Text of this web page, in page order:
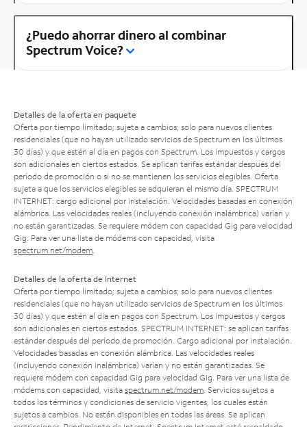
¿Puedo ahorrar dinero al combinar
Spectrum Voice?
Detalles de la oferta en paquete
Oferta por tiempo limitado; sujeta a cambios; solo para nuevos clientes
residenciales (que no hayan utilizado servicios de Spectrum en los últimos
30 días) y que estén al día en pagos con Spectrum. Los impuestos y cargos
son adicionales en ciertos estados. Se aplican tarifas estándar después del
período de promoción o si no se mantienen los servicios elegibles. Oferta
sujeta a que los servicios elegibles se adquieran el mismo día. SPECTRUM
INTERNET: cargo adicional por instalación. Velocidades basadas en conexión
alámbrica. Las velocidades reales (incluyendo conexión inalámbrica) varían y
no están garantizadas. Se requiere módem con capacidad Gig para velocidad
Gig. Para ver una lista de módems con capacidad, visita
spectrum.net/modem
Detalles de la oferta de Internet
Oferta por tiempo limitado; sujeta a cambios; solo para nuevos clientes
residenciales (que no hayan utilizado servicios de Spectrum en los últimos
30 días) y que estén al día en pagos con Spectrum. Los impuestos y cargos
son adicionales en ciertos estados. SPECTRUM INTERNET: se aplican tarifas
estándar después del período de promoción. Cargo adicional por instalación.
Velocidades basadas en conexión alámbrica. Las velocidades reales
(incluyendo conexión inalámbrica) varían y no están garantizadas. Se
requiere módem con capacidad Gig para velocidad Gig. Para ver una lista de
módems con capacidad, visita spectrum.net/modem . Servicios sujetos a
todos los términos y condiciones de servicio vigentes, los cuales están
sujetos a cambios. No están disponibles en todas las áreas. Se aplican